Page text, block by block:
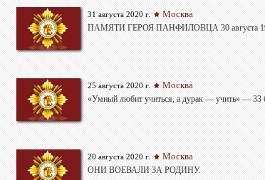
31 августа 2020 г. Москва
ПАМЯТИ ГЕРОЯ ПАНФИЛОВЦА 30 августа
25 августа 2020 г. Москва
«Умный любит учиться, а дурак — учить» — 33
20 августа 2020 г. Москва
ОНИ ВОЕВАЛИ ЗА РОДИНУ.